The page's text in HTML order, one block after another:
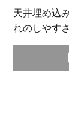
天井埋め込
れのしやす